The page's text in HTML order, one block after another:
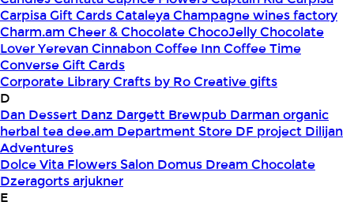
Carpisa Gift CardsCataleyaChampagne wines factory
Charm.am Cheer & ChocolateChocoJellyChocolate
Lover YerevanCinnabonCoffee InnCoffee Time
Converse Gift Cards
Corporate LibraryCrafts by RoCreative gifts
D
Dan Dessert Danz Dargett Brewpub Darman organic
herbal teadee.am Department Store DF project Dilijan
Adventures
Dolce Vita Flowers Salon Domus Dream Chocolate
Dzeragorts arjukner
E